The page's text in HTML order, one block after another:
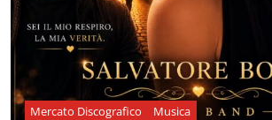
Mercato Discografico Musica